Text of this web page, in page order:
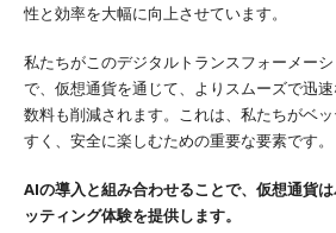
性と効率を大幅に向上させています。
私たちがこのデジタルトランスフォーメー
で、仮想通貨を通じて、よりスムーズで迅
数料も削減されます。これは、私たちがベ
すく、安全に楽しむための重要な要素です。
AIの導入と組み合わせることで、仮想通貨
ッティング体験を提供します。